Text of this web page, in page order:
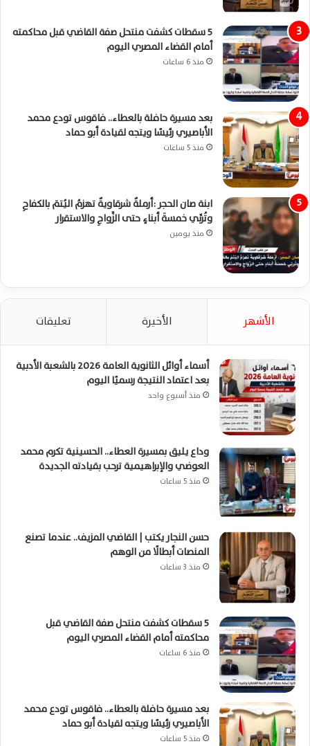
5 سقطات كشفت منتحل صفة القاضي قبل محاكمته
أمام القضاء المصري اليوم
منذ 6 ساعات
بعد مسيرة حافلة بالعطاء.. فاقوس تودع محمد
الأباصيري رئيسًا ويتجه لقيادة أبو حماد
منذ 5 ساعات
ابنة صان الحجر :أرملةٌ شرقاويةٌ تهزمُ اليُتمَ بالكفاحِ
وتُربِّي خمسةَ أبناءٍ حتى الزَّواجِ والاستقرار
منذ يومين
الأشهر الأخيرة تعليقات
أسماء أوائل الثانوية العامة 2026 بالشعبة الأدبية
بعد اعتماد النتيجة رسميًا اليوم
منذ أسبوع واحد
وداع يليق بمسيرة العطاء.. الحسينية تكرم محمد
العوضي والإبراهيمية ترحب بقيادته الجديدة
منذ 5 ساعات
حسن النجار يكتب | القاضي المزيف.. عندما تصنع
المنصات أبطالًا من الوهم
منذ 3 ساعات
5 سقطات كشفت منتحل صفة القاضي قبل
محاكمته أمام القضاء المصري اليوم
منذ 6 ساعات
بعد مسيرة حافلة بالعطاء.. فاقوس تودع محمد
الأباصيري رئيسًا ويتجه لقيادة أبو حماد
منذ 5 ساعات